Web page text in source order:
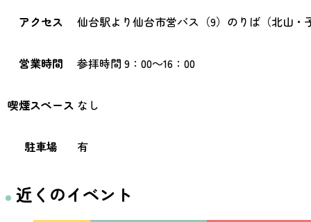
アクセス
仙台駅より仙台市営バス（9）のりば（北山
営業時間 参拝時間 9：00～16：00
喫煙スペース なし
駐車場 有
近くのイベント